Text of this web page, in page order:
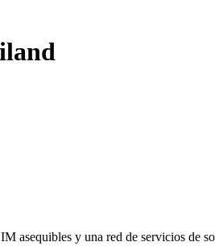
asequibles y una red de servicios de